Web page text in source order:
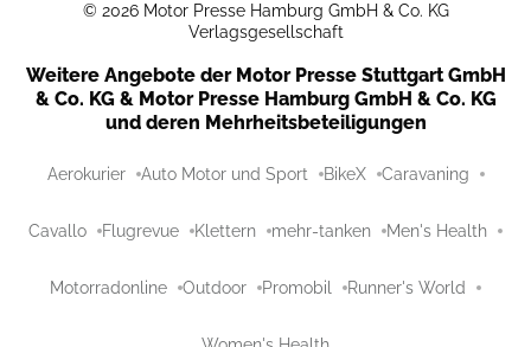
© 2026 Motor Presse Hamburg GmbH & Co. KG
Verlagsgesellschaft
Weitere Angebote der Motor Presse Stuttgart GmbH
& Co. KG & Motor Presse Hamburg GmbH & Co. KG
und deren Mehrheitsbeteiligungen
Aerokurier Auto Motor und Sport BikeX Caravaning
Cavallo Flugrevue Klettern mehr-tanken Men's Health
Motorradonline Outdoor Promobil Runner's World